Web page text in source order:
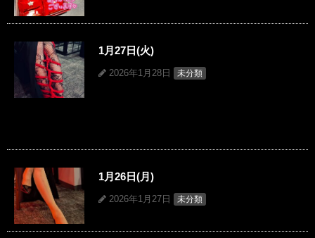
1月27日(火)
2026年1月28日 未分類
1月26日(月)
2026年1月27日 未分類